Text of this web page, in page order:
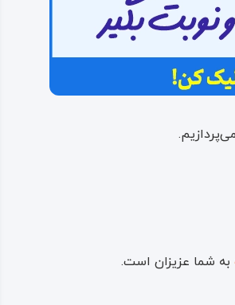
به شما عزیزان است.